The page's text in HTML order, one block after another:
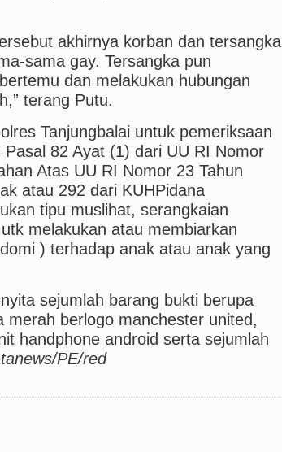
akhirnya korban dan tersangka
sama gay. Tersangka pun
dan melakukan hubungan
terang Putu.
Tanjungbalai untuk pemeriksaan
82 Ayat (1) dari UU RI Nomor
Atas UU RI Nomor 23 Tahun
atau 292 dari KUHPidana
tipu muslihat, serangkaian
melakukan atau membiarkan
) terhadap anak atau anak yang
sejumlah barang bukti berupa
merah berlogo manchester united,
handphone android serta sejumlah
PE/red